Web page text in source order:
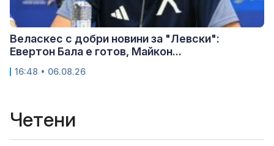
Веласкес с добри новини за "Левски":
Евертон Бала е готов, Майкон...
16:48 • 06.08.26
Четени